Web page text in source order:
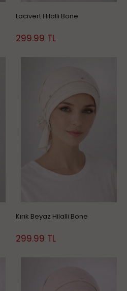
Lacivert Hilalli Bone
299.99 TL
Kırık Beyaz Hilalli Bone
299.99 TL